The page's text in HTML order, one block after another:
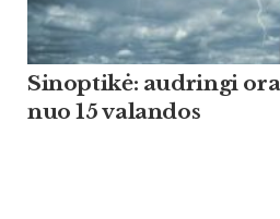
Sinoptikė: audringi
nuo 15 valandos